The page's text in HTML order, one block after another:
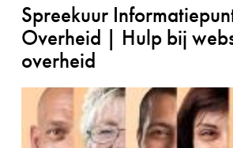
Spreekuur
Overheid | Hulp bij
overheid